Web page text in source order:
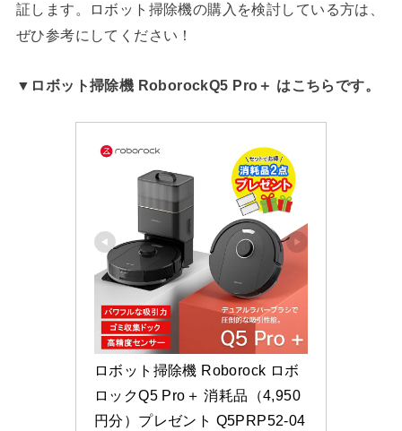
証します。ロボット掃除機の購入を検討している方は、
ぜひ参考にしてください！
▼ロボット掃除機 RoborockQ5 Pro＋ はこちらです。
ロボット掃除機 Roborock ロボ
ロックQ5 Pro＋ 消耗品（4,950
円分）プレゼント Q5PRP52-04